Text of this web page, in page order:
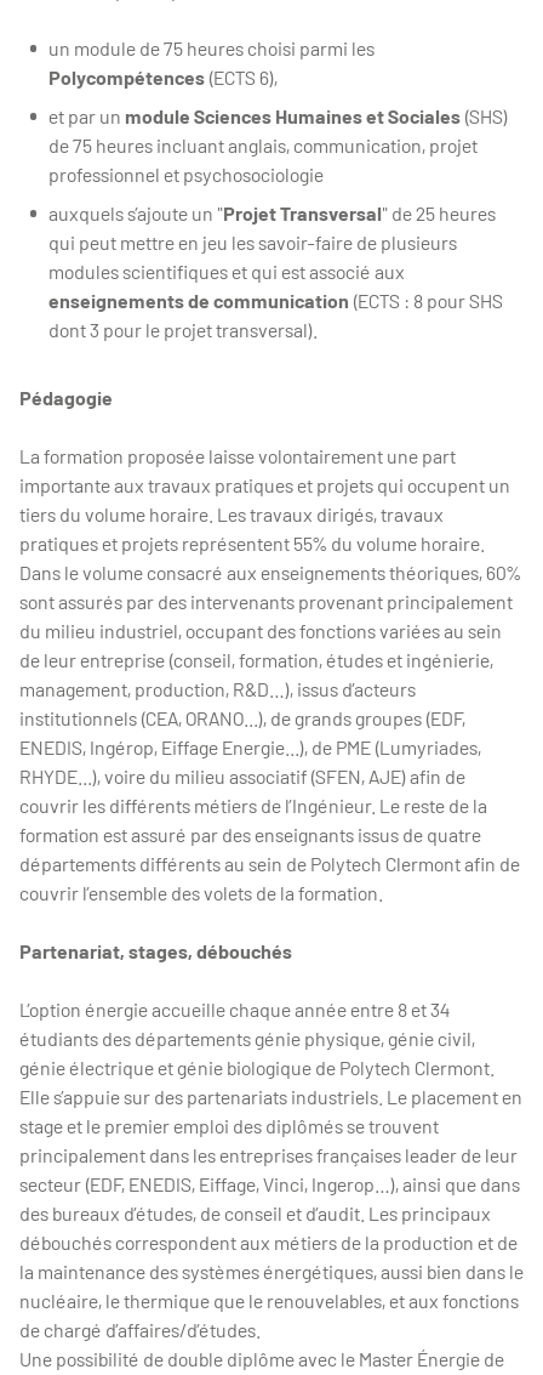
un module de 75 heures choisi parmi les
Polycompétences (ECTS 6),
et par un module Sciences Humaines et Sociales (SHS)
de 75 heures incluant anglais, communication, projet
professionnel et psychosociologie
auxquels s’ajoute un "Projet Transversal" de 25 heures
qui peut mettre en jeu les savoir-faire de plusieurs
modules scientifiques et qui est associé aux
enseignements de communication (ECTS : 8 pour SHS
dont 3 pour le projet transversal).
Pédagogie
La formation proposée laisse volontairement une part
importante aux travaux pratiques et projets qui occupent un
tiers du volume horaire. Les travaux dirigés, travaux
pratiques et projets représentent 55% du volume horaire.
Dans le volume consacré aux enseignements théoriques, 60%
sont assurés par des intervenants provenant principalement
du milieu industriel, occupant des fonctions variées au sein
de leur entreprise (conseil, formation, études et ingénierie,
management, production, R&D…), issus d’acteurs
institutionnels (CEA, ORANO...), de grands groupes (EDF,
ENEDIS, Ingérop, Eiffage Energie...), de PME (Lumyriades,
RHYDE...), voire du milieu associatif (SFEN, AJE) afin de
couvrir les différents métiers de l’Ingénieur. Le reste de la
formation est assuré par des enseignants issus de quatre
départements différents au sein de Polytech Clermont afin de
couvrir l’ensemble des volets de la formation.
Partenariat, stages, débouchés
L’option énergie accueille chaque année entre 8 et 34
étudiants des départements génie physique, génie civil,
génie électrique et génie biologique de Polytech Clermont.
Elle s’appuie sur des partenariats industriels. Le placement en
stage et le premier emploi des diplômés se trouvent
principalement dans les entreprises françaises leader de leur
secteur (EDF, ENEDIS, Eiffage, Vinci, Ingerop…), ainsi que dans
des bureaux d’études, de conseil et d’audit. Les principaux
débouchés correspondent aux métiers de la production et de
la maintenance des systèmes énergétiques, aussi bien dans le
nucléaire, le thermique que le renouvelables, et aux fonctions
de chargé d’affaires/d’études.
Une possibilité de double diplôme avec le Master Énergie de